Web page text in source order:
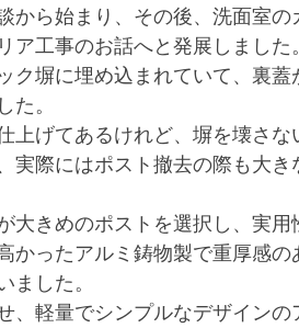
から始まり、その後、洗面室
ア工事のお話へと発展しました。
ク塀に埋め込まれていて、裏
。
上げてあるけれど、塀を壊さ
実際にはポスト撤去の際も大
大きめのポストを選択し、実用
かったアルミ鋳物製で重厚感
ました。
、軽量でシンプルなデザインの